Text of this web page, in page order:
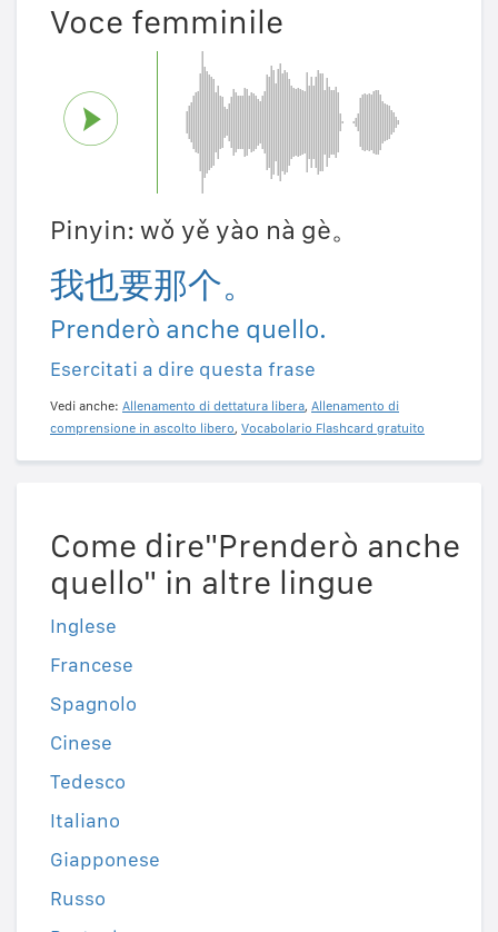
Voce femminile
Pinyin: wǒ yě yào nà gè。
我也要那个。
Prenderò anche quello.
Esercitati a dire questa frase
Vedi anche: Allenamento di dettatura libera, Allenamento di
comprensione in ascolto libero, Vocabolario Flashcard gratuito
Come dire"Prenderò anche
quello" in altre lingue
Inglese
Francese
Spagnolo
Cinese
Tedesco
Italiano
Giapponese
Russo